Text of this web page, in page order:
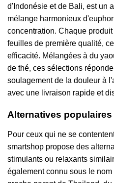
d'Indonésie et de Bali, est un
mélange harmonieux
concentration. Chaque
feuilles de première qualité,
efficacité. Mélangées à du
de thé, ces sélections
soulagement de la douleur à
avec une livraison rapide et
Alternatives populaires
Pour ceux qui ne se
smartshop propose des
stimulants ou relaxants
également connu sous le